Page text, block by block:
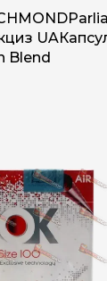
UA
Blend